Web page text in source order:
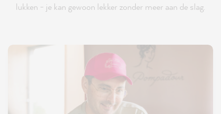
lukken - je kan gewoon lekker zonder meer aan de slag.